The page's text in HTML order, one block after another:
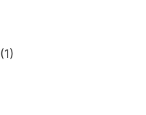
(1)